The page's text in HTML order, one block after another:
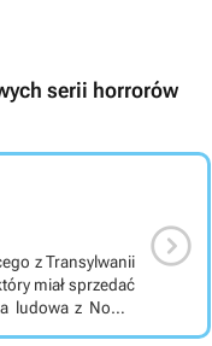
serii horrorów
z Transylwanii
miał sprzedać
filmu F.W.
